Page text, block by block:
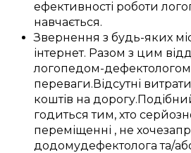
ефективності роботи
навчається.
Звернення з будь-яких
інтернет. Разом з цим
логопедом-дефектологом
переваги.Відсутні витрати
коштів на дорогу.
годиться тим, хто
переміщенні , не хоче
додомудефектолога та/